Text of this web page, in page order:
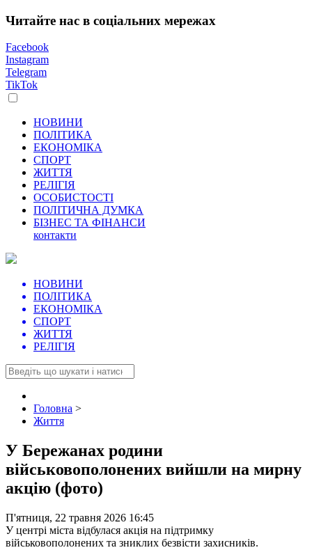
Читайте нас в соціальних мережах
Facebook
Instagram
Telegram
TikTok
НОВИНИ
ПОЛІТИКА
ЕКОНОМІКА
СПОРТ
ЖИТТЯ
РЕЛІГІЯ
ОСОБИСТОСТІ
ПОЛІТИЧНА ДУМКА
БІЗНЕС ТА ФІНАНСИ
контакти
НОВИНИ
ПОЛІТИКА
ЕКОНОМІКА
СПОРТ
ЖИТТЯ
РЕЛІГІЯ
Головна >
Життя
У Бережанах родини
військовополонених вийшли на мирну
акцію (фото)
П'ятниця, 22 травня 2026 16:45
У центрі міста відбулася акція на підтримку
військовополонених та зниклих безвісти захисників.